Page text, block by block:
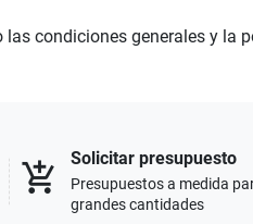
las condiciones generales y la
add_shopping_cart
Solicitar presupuesto
Presupuestos a medida
grandes cantidades